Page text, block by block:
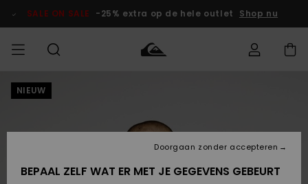
Productinformatie
SALE ON SALE -25% extra op de hele outlet Shop nu
HEREN
Accessoires
JONGENS
Accessoires
DAMES
Surf Shop
Snow Shop
Kinderen
Nederlands
Retouren
NIEUW
BEPAAL ZELF WAT ER MET JE GEGEVENS GEBEURT
Doorgaan zonder accepteren